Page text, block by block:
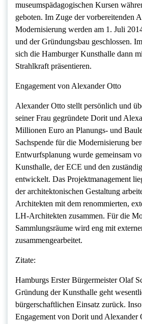
museumspädagogischen Kursen
geboten. Im Zuge der vorbereitenden
Modernisierung werden am 1. Juli
und der Gründungsbau geschlossen.
sich die Hamburger Kunsthalle dann
Strahlkraft präsentieren.
Engagement von Alexander Otto
Alexander Otto stellt persönlich und
seiner Frau gegründete Dorit und
Millionen Euro an Planungs- und
Sachspende für die Modernisierung
Entwurfsplanung wurde gemeinsam
Kunsthalle, der ECE und den
entwickelt. Das Projektmanagement
der architektonischen Gestaltung
Architekten mit dem renommierten,
LH-Architekten zusammen. Für die
Sammlungsräume wird eng mit
zusammengearbeitet.
Zitate:
Hamburgs Erster Bürgermeister Olaf
Gründung der Kunsthalle geht
bürgerschaftlichen Einsatz zurück.
Engagement von Dorit und Alexander